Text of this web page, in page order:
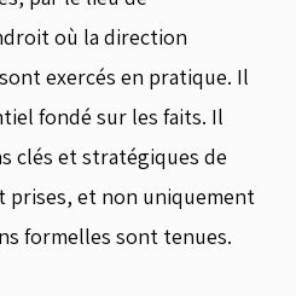
où la direction
exercés en pratique. Il
fondé sur les faits. Il
clés et stratégiques de
prises, et non uniquement
formelles sont tenues.